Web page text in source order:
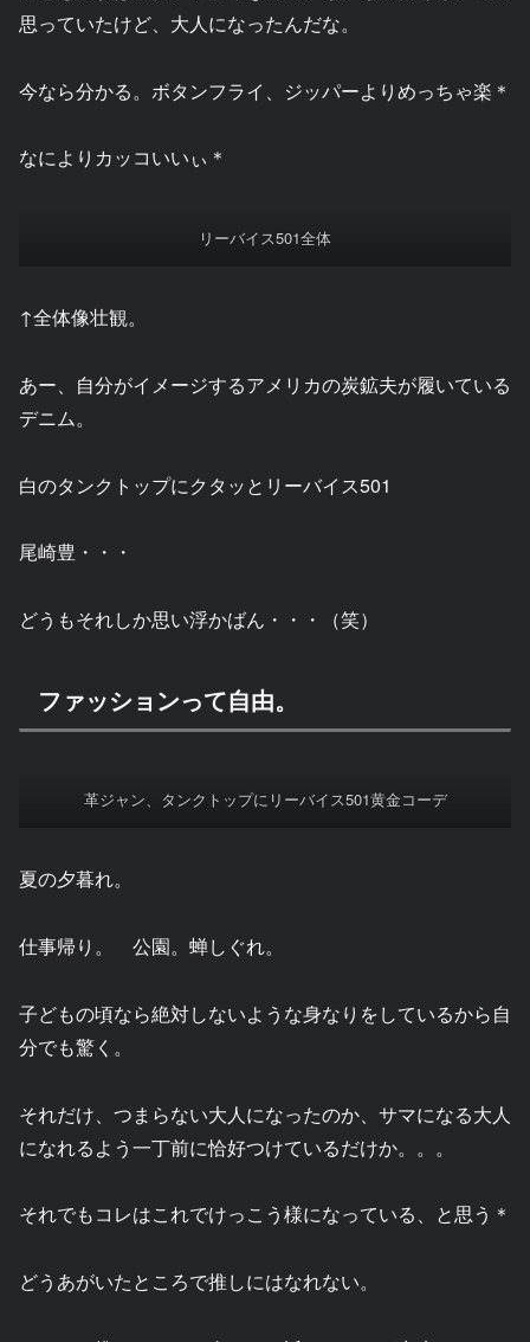
思っていたけど、大人になったんだな。
今なら分かる。ボタンフライ、ジッパーよりめっちゃ楽＊
なによりカッコいいぃ＊
リーバイス501全体
↑全体像壮観。
あー、自分がイメージするアメリカの炭鉱夫が履いている
デニム。
白のタンクトップにクタッとリーバイス501
尾崎豊・・・
どうもそれしか思い浮かばん・・・（笑）
ファッションって自由。
革ジャン、タンクトップにリーバイス501黄金コーデ
夏の夕暮れ。
仕事帰り。 公園。蝉しぐれ。
子どもの頃なら絶対しないような身なりをしているから自
分でも驚く。
それだけ、つまらない大人になったのか、サマになる大人
になれるよう一丁前に恰好つけているだけか。。。
それでもコレはこれでけっこう様になっている、と思う＊
どうあがいたところで推しにはなれない。